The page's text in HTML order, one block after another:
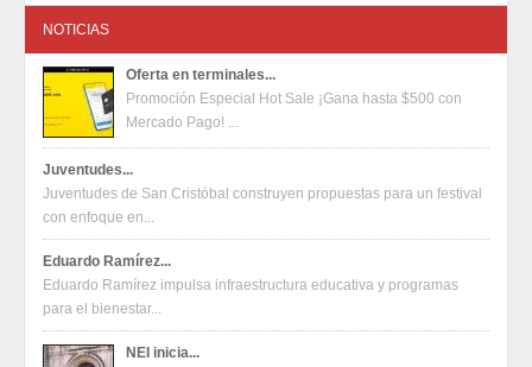
Nacional
Deportes
Contacto
NOTICIAS
Oferta en terminales...
Promoción Especial Hot Sale ¡Gana hasta $500 con
Mercado Pago! ...
Juventudes...
Juventudes de San Cristóbal construyen propuestas para un festival
con enfoque en...
Eduardo Ramírez...
Eduardo Ramírez impulsa infraestructura educativa y programas
para el bienestar...
NEI inicia...